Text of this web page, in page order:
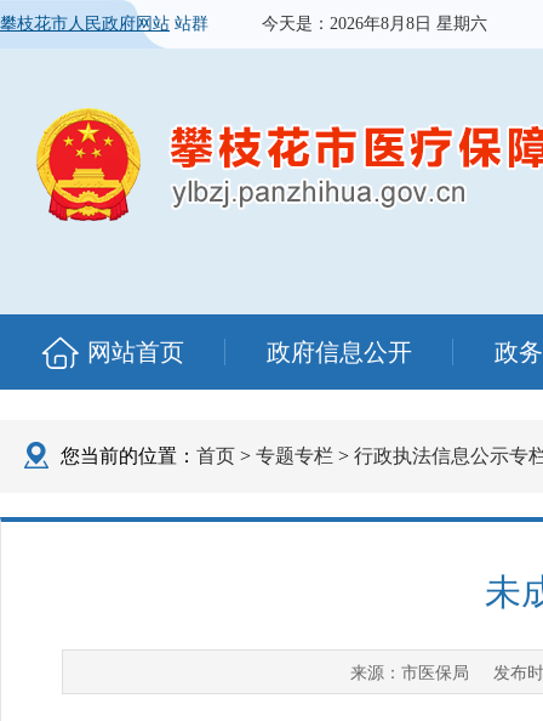
攀枝花市人民政府网站 站群 今天是： 2026年8月8日 星期六
网站首页 政府信息公开 政
您当前的位置： 首页 > 专题专栏 > 行政执法信息公示专
未
来源： 市医保局 发布时